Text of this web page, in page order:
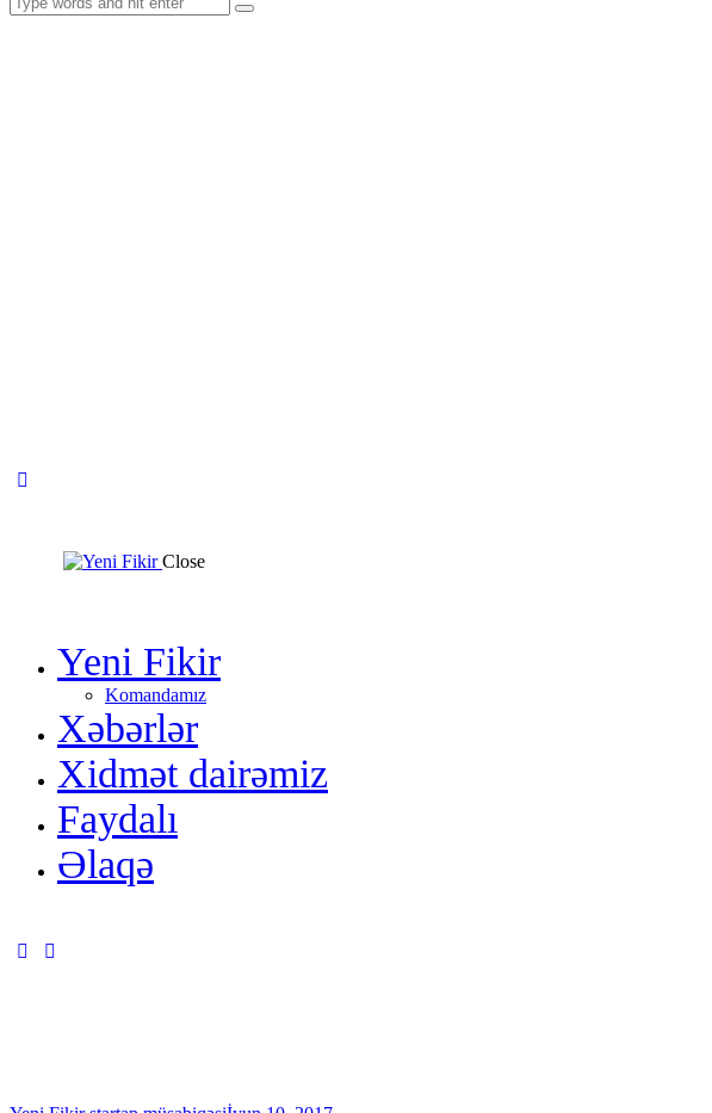
Close
Yeni Fikir
Komandamız
Xəbərlər
Xidmət dairəmiz
Faydalı
Əlaqə